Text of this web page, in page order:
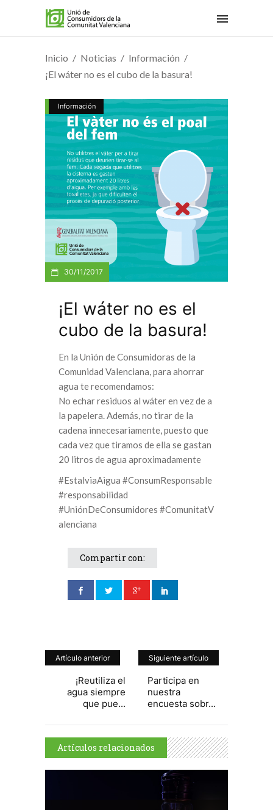
Inicio Noticias
Información
¡El wáter no es el cubo de la basura!
Información
30/11/2017
¡El wáter no es el
cubo de la basura!
En la Unión de Consumidoras de la
Comunidad Valenciana, para ahorrar
agua te recomendamos:
No echar residuos al wáter en vez de a
la papelera. Además, no tirar de la
cadena innecesariamente, puesto que
cada vez que tiramos de ella se gastan
20 litros de agua aproximadamente
#EstalviaAigua #ConsumResponsable
#responsabilidad
#UniónDeConsumidores #ComunitatV
alenciana
Compartir con:
Artículo anterior
¡Reutiliza el
agua siempre
que pue...
Siguiente artículo
Participa en
nuestra
encuesta sobr...
Artículos relacionados